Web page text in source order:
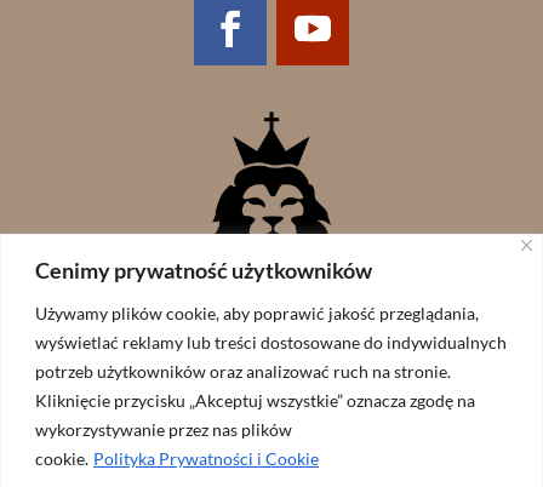
Cenimy prywatność użytkowników
Używamy plików cookie, aby poprawić jakość przeglądania,
wyświetlać reklamy lub treści dostosowane do indywidualnych
potrzeb użytkowników oraz analizować ruch na stronie.
Kliknięcie przycisku „Akceptuj wszystkie” oznacza zgodę na
wykorzystywanie przez nas plików
cookie. Polityka Prywatności i Cookie